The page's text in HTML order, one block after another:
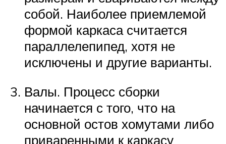
собой. Наиболее приемлемой
формой каркаса считается
параллелепипед, хотя не
исключены и другие варианты.
Валы. Процесс сборки
начинается с того, что на
основной остов хомутами либо
приваренными к каркасу